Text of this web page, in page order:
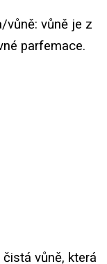
vůně: vůně je z
parfemace.
vůně, která